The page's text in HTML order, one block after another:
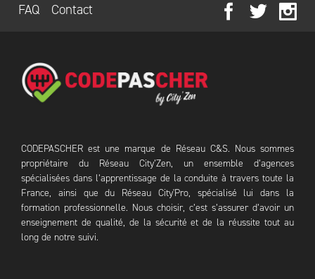
FAQ Contact
CODEPASCHER est une marque de Réseau C&S. Nous sommes
propriétaire du Réseau City’Zen, un ensemble d’agences
spécialisées dans l’apprentissage de la conduite à travers toute la
France, ainsi que du Réseau City'Pro, spécialisé lui dans la
formation professionnelle. Nous choisir, c’est s’assurer d’avoir un
enseignement de qualité, de la sécurité et de la réussite tout au
long de notre suivi.